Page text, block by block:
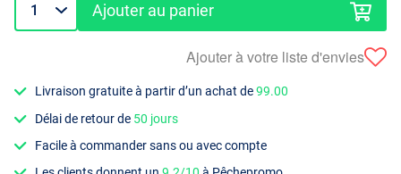
Ajouter au panier
Ajouter à votre liste d'envies
Livraison gratuite à partir d’un achat de99.00
Délai de retour de 50 jours
Facile à commander sans ou avec compte